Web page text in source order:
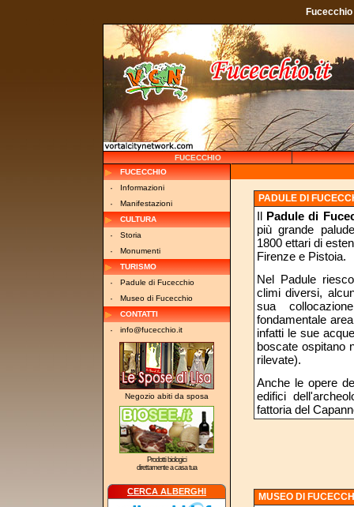
FUCECCHIO
FUCECCHIO
· Informazioni
·
Manifestazioni
CULTURA
· Storia
·
Monumenti
TURISMO
· Padule di Fucecchio
·
Museo di Fucecchio
CONTATTI
· info@fucecchio.it
Negozio abiti da sposa
Prodotti biologici
direttamente a casa tua
CERCA ALBERGHI
PADULE DI
Il Padule di
più grande
1800 ettari di
Firenze e Pistoia.
Nel Padule
climi diversi,
sua
fondamentale
infatti le sue
boscate ospitano
rilevate).
Anche le opere
edifici
fattoria del
MUSEO DI